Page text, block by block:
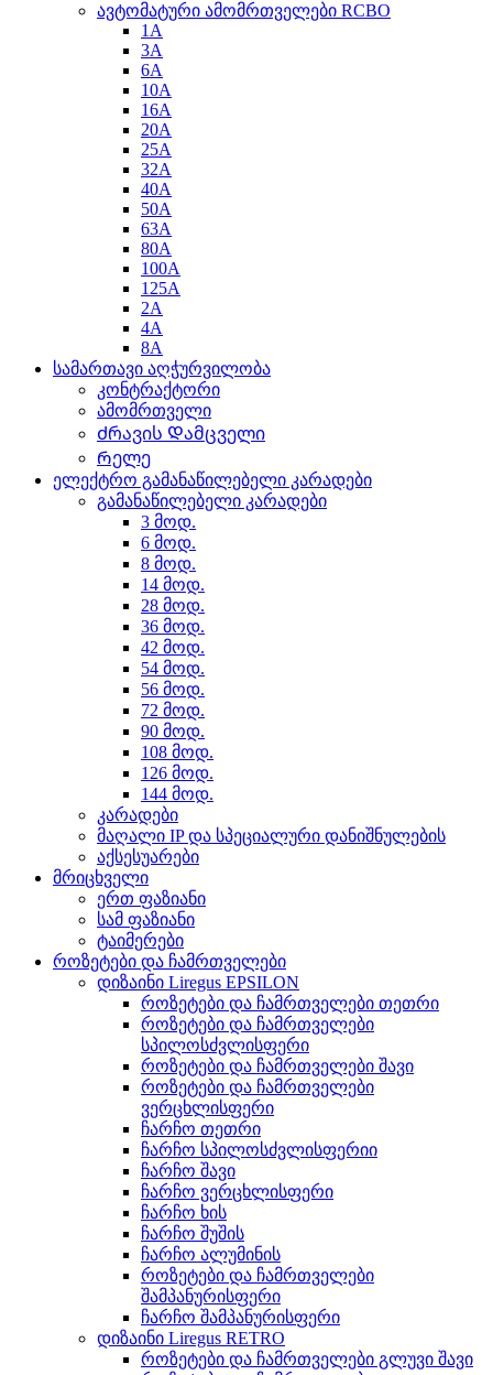
ავტომატური ამომრთველები RCBO
1A
3A
6A
10A
16A
20A
25A
32A
40A
50A
63A
80A
100A
125A
2A
4A
8A
სამართავი აღჭურვილობა
კონტრაქტორი
ამომრთველი
Ძრავის Დამცველი
Რელე
ელექტრო გამანაწილებელი კარადები
გამანაწილებელი კარადები
3 მოდ.
6 მოდ.
8 მოდ.
14 მოდ.
28 მოდ.
36 მოდ.
42 მოდ.
54 მოდ.
56 მოდ.
72 მოდ.
90 მოდ.
108 მოდ.
126 მოდ.
144 მოდ.
კარადები
მაღალი IP და სპეციალური დანიშნულების
აქსესუარები
მრიცხველი
ერთ ფაზიანი
სამ ფაზიანი
ტაიმერები
როზეტები და ჩამრთველები
დიზაინი Liregus EPSILON
როზეტები და ჩამრთველები თეთრი
როზეტები და ჩამრთველები
სპილოსძვლისფერი
როზეტები და ჩამრთველები შავი
როზეტები და ჩამრთველები
ვერცხლისფერი
ჩარჩო თეთრი
ჩარჩო სპილოსძვლისფერიი
ჩარჩო შავი
ჩარჩო ვერცხლისფერი
ჩარჩო ხის
ჩარჩო შუშის
ჩარჩო ალუმინის
როზეტები და ჩამრთველები
შამპანურისფერი
ჩარჩო შამპანურისფერი
დიზაინი Liregus RETRO
როზეტები და ჩამრთველები გლუვი შავი